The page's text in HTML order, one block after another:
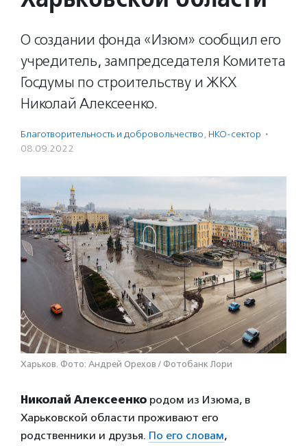
О создании фонда «Изюм» сообщил его
учредитель, зампредседателя Комитета
Госдумы по строительству и ЖКХ
Николай Алексеенко.
Благотвори­тель­ность и доброволь­чест­во, НКО-сектор ·
08.09.2022
Харьков. Фото: Андрей Орехов / Фотобанк Лори
Николай Алексеенко родом из Изюма, в
Харьковской области проживают его
родственники и друзья. По его словам,